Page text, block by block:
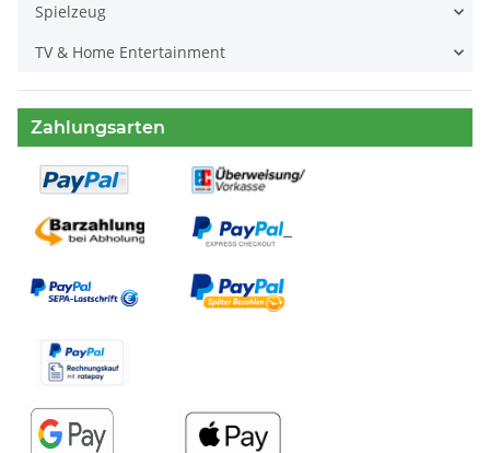
Spielzeug
TV & Home Entertainment
Zahlungsarten